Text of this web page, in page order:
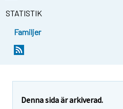
STATISTIK
Familjer
Denna sida är arkiverad.